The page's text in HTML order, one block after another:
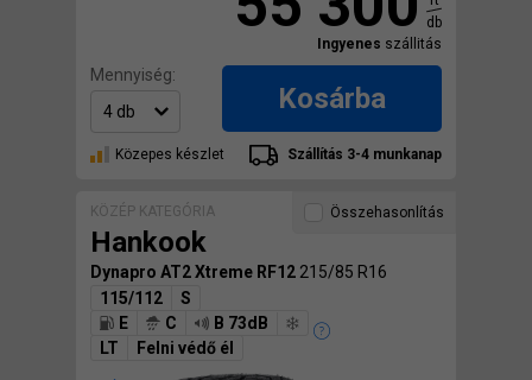
db
Ingyenes szállitás
Mennyiség:
Kosárba
Közepes készlet Szállítás 3-4 munkanap
KÖZÉP KATEGÓRIA
Hankook
Dynapro AT2 Xtreme RF12 215/85 R16
115/112
S
E
C
B 73dB
LT
Felni védő él
Összehasonlítás